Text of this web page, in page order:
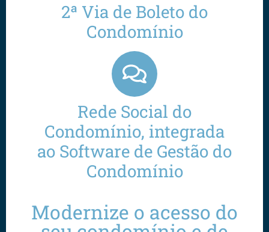
2ª Via de Boleto do
Condomínio
Rede Social do
Condomínio, integrada
ao Software de Gestão do
Condomínio
Modernize o acesso do